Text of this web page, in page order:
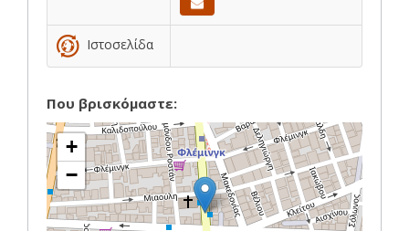
Ιστοσελίδα
Που βρισκόμαστε:
+
−